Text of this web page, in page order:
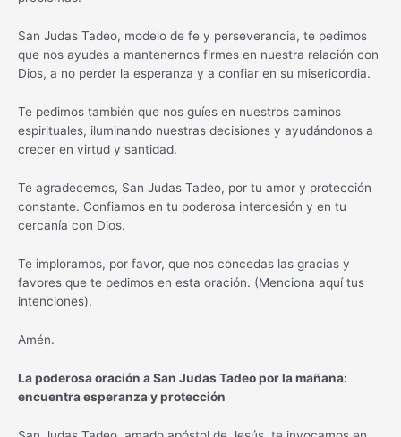
San Judas Tadeo, modelo de fe y perseverancia, te pedimos
que nos ayudes a mantenernos firmes en nuestra relación con
Dios, a no perder la esperanza y a confiar en su misericordia.
Te pedimos también que nos guíes en nuestros caminos
espirituales, iluminando nuestras decisiones y ayudándonos a
crecer en virtud y santidad.
Te agradecemos, San Judas Tadeo, por tu amor y protección
constante. Confiamos en tu poderosa intercesión y en tu
cercanía con Dios.
Te imploramos, por favor, que nos concedas las gracias y
favores que te pedimos en esta oración. (Menciona aquí tus
intenciones).
Amén.
La poderosa oración a San Judas Tadeo por la mañana:
encuentra esperanza y protección